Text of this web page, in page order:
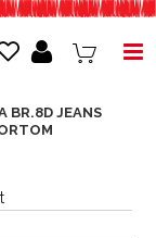
BR.8D JEANS